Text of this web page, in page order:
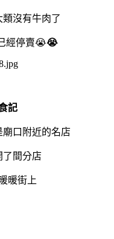
沒有牛肉了
經停賣😭😭
記
廟口附近的名店
了間分店
暖街上